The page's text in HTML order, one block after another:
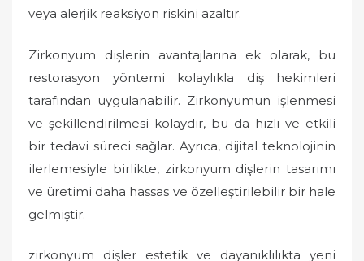
veya alerjik reaksiyon riskini azaltır.
Zirkonyum dişlerin avantajlarına ek olarak, bu
restorasyon yöntemi kolaylıkla diş hekimleri
tarafından uygulanabilir. Zirkonyumun işlenmesi
ve şekillendirilmesi kolaydır, bu da hızlı ve etkili
bir tedavi süreci sağlar. Ayrıca, dijital teknolojinin
ilerlemesiyle birlikte, zirkonyum dişlerin tasarımı
ve üretimi daha hassas ve özelleştirilebilir bir hale
gelmiştir.
zirkonyum dişler estetik ve dayanıklılıkta yeni